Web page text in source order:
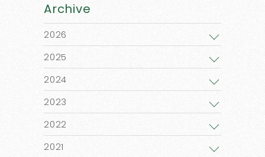
Archive
2026
2025
2024
2023
2022
2021